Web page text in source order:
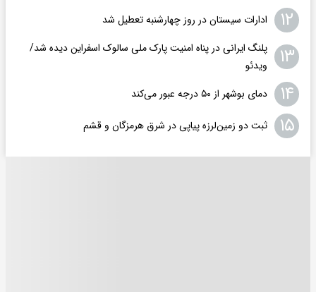
۱۲ ادارات سیستان در روز چهارشنبه تعطیل شد
۱۳
پلنگ ایرانی در پناه امنیت پارک ملی سالوک اسفراین دیده شد/
ویدئو
۱۴ دمای بوشهر از ۵۰ درجه عبور می‌کند
۱۵ ثبت دو زمین‌لرزه پیاپی در شرق هرمزگان و قشم